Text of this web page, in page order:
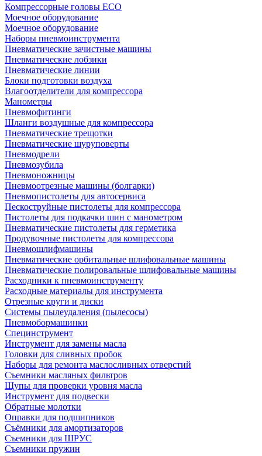
Компрессорные головы ECO
Моечное оборудование
Моечное оборудование
Наборы пневмоинструмента
Пневматические зачистные машины
Пневматические лобзики
Пневматические линии
Блоки подготовки воздуха
Влагоотделители для компрессора
Манометры
Пневмофитинги
Шланги воздушные для компрессора
Пневматические трещотки
Пневматические шуруповерты
Пневмодрели
Пневмозубила
Пневмоножницы
Пневмоотрезные машины (болгарки)
Пневмопистолеты для автосервиса
Пескоструйные пистолеты для компрессора
Пистолеты для подкачки шин с манометром
Пневматические пистолеты для герметика
Продувочные пистолеты для компрессора
Пневмошлифмашины
Пневматические орбитальные шлифовальные машины
Пневматические полировальные шлифовальные машины
Расходники к пневмоинструменту
Расходные материалы для инструмента
Отрезные круги и диски
Системы пылеудаления (пылесосы)
Пневмобормашинки
Специнструмент
Инструмент для замены масла
Головки для сливных пробок
Наборы для ремонта маслосливных отверстий
Съемники масляных фильтров
Щупы для проверки уровня масла
Инструмент для подвески
Обратные молотки
Оправки для подшипников
Съёмники для амортизаторов
Съемники для ШРУС
Съемники пружин